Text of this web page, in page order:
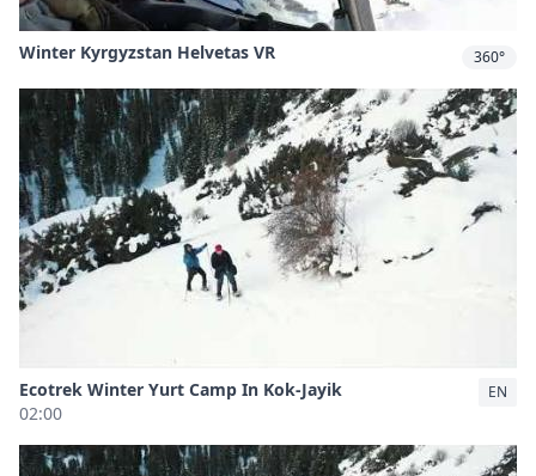
Winter Kyrgyzstan Helvetas VR 360°
Ecotrek Winter Yurt Camp In Kok-Jayik
02:00
EN